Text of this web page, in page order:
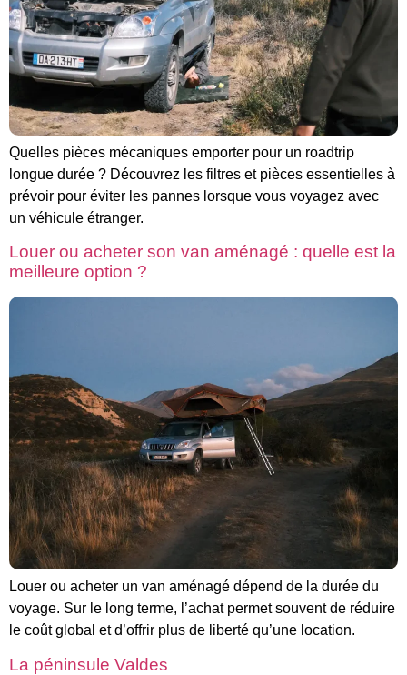
Quelles pièces mécaniques emporter pour un roadtrip
longue durée ? Découvrez les filtres et pièces essentielles à
prévoir pour éviter les pannes lorsque vous voyagez avec
un véhicule étranger.
Louer ou acheter son van aménagé : quelle est la
meilleure option ?
Louer ou acheter un van aménagé dépend de la durée du
voyage. Sur le long terme, l’achat permet souvent de réduire
le coût global et d’offrir plus de liberté qu’une location.
La péninsule Valdes